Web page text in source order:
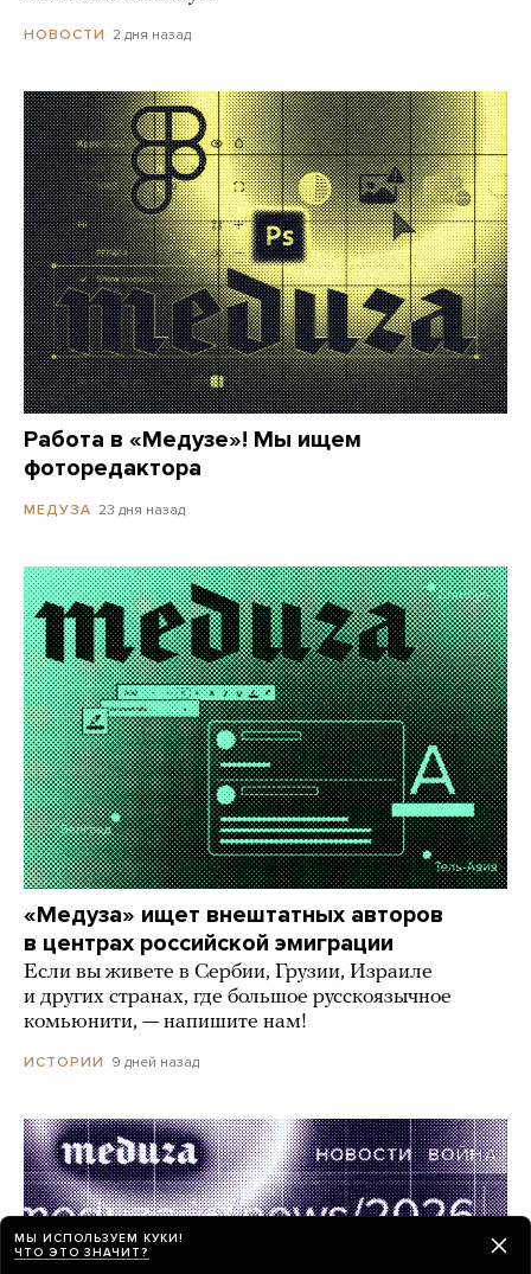
НОВОСТИ 2 дня назад
Работа в «Медузе»! Мы ищем
фоторедактора
МЕДУЗА 23 дня назад
«Медуза» ищет внештатных авторов
в центрах российской эмиграции
Если вы живете в Сербии, Грузии, Израиле
и других странах, где большое русскоязычное
комьюнити, — напишите нам!
ИСТОРИИ 9 дней назад
МЫ ИСПОЛЬЗУЕМ КУКИ!
ЧТО ЭТО ЗНАЧИТ?